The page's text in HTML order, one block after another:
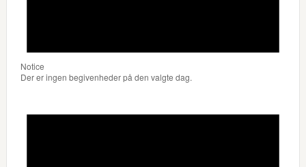
Notice
Der er ingen begivenheder på den valgte dag.